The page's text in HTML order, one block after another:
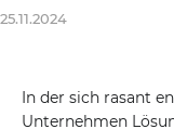
25.11.2024
In der sich rasant
Unternehmen